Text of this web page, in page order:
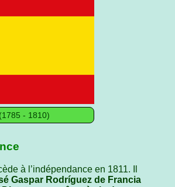
- 1810)
à l’indépendance en 1811. Il
Gaspar Rodríguez de Francia